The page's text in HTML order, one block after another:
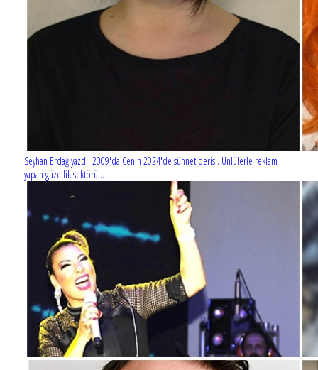
Seyhan Erdağ yazdı: 2009'da Cenin 2024'de sünnet derisi. Ünlülerle reklam
yapan güzellik sektörü...